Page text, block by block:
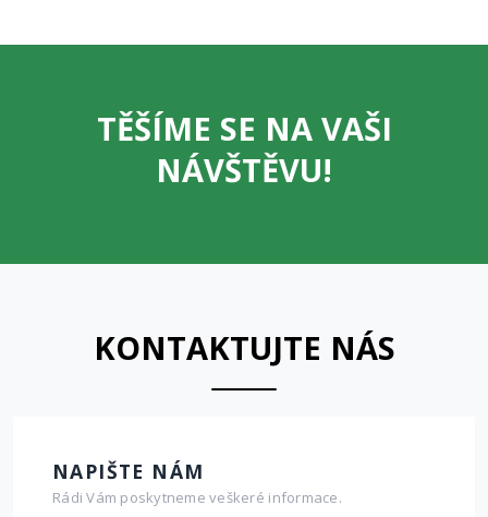
TĚŠÍME SE NA VAŠI
NÁVŠTĚVU!
KONTAKTUJTE NÁS
NAPIŠTE NÁM
Rádi Vám poskytneme veškeré informace.